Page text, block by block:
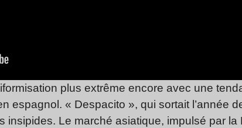
plus extrême encore avec une
espagnol. « Despacito », qui sortait l’année
insipides. Le marché asiatique, impulsé par la